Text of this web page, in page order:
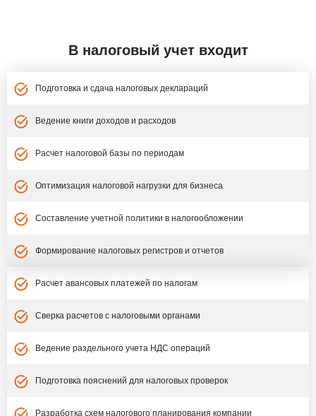
В налоговый учет входит
Подготовка и сдача налоговых деклараций
Ведение книги доходов и расходов
Расчет налоговой базы по периодам
Оптимизация налоговой нагрузки для бизнеса
Составление учетной политики в налогообложении
Формирование налоговых регистров и отчетов
Расчет авансовых платежей по налогам
Сверка расчетов с налоговыми органами
Ведение раздельного учета НДС операций
Подготовка пояснений для налоговых проверок
Разработка схем налогового планирования компании